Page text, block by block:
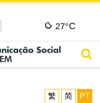
27°C
繁
简 PT